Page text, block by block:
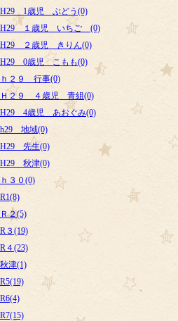
H29 1歳児 ぶどう(0)
H29 １歳児 いちご (0)
H29 ２歳児 きりん(0)
H29 0歳児 こもも(0)
ｈ２９ 行事(0)
Ｈ２９ ４歳児 青組(0)
H29 4歳児 あおぐみ(0)
h29 地域(0)
H29 先生(0)
H29 秋津(0)
ｈ３０(0)
R1(8)
Ｒ２(5)
R３(19)
R４(23)
秋津(1)
R5(19)
R6(4)
R7(15)